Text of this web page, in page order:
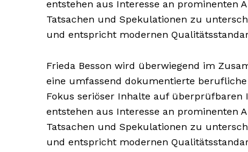
entstehen aus Interesse an prominenten
Tatsachen und Spekulationen zu
und entspricht modernen
Frieda Besson wird überwiegend im
eine umfassend dokumentierte
Fokus seriöser Inhalte auf
entstehen aus Interesse an prominenten
Tatsachen und Spekulationen zu
und entspricht modernen